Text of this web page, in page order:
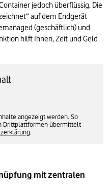
jedoch überflüssig. Die
auf dem Endgerät
(geschäftlich) und
hilft Ihnen, Zeit und Geld
angezeigt werden. So
Drittplattformen übermittelt
.
mit zentralen